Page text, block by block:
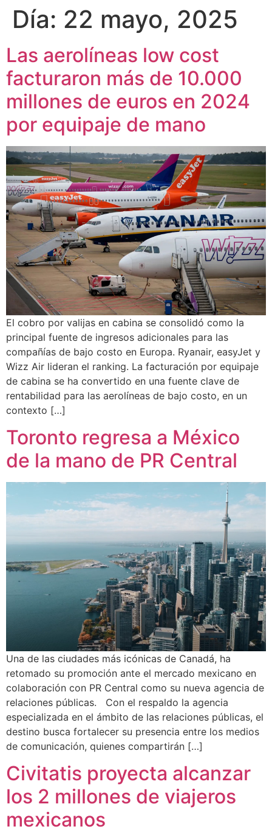
Día: 22 mayo, 2025
Las aerolíneas low cost
facturaron más de 10.000
millones de euros en 2024
por equipaje de mano
El cobro por valijas en cabina se consolidó como la
principal fuente de ingresos adicionales para las
compañías de bajo costo en Europa. Ryanair, easyJet y
Wizz Air lideran el ranking. La facturación por equipaje
de cabina se ha convertido en una fuente clave de
rentabilidad para las aerolíneas de bajo costo, en un
contexto […]
Toronto regresa a México
de la mano de PR Central
Una de las ciudades más icónicas de Canadá, ha
retomado su promoción ante el mercado mexicano en
colaboración con PR Central como su nueva agencia de
relaciones públicas. Con el respaldo la agencia
especializada en el ámbito de las relaciones públicas, el
destino busca fortalecer su presencia entre los medios
de comunicación, quienes compartirán […]
Civitatis proyecta alcanzar
los 2 millones de viajeros
mexicanos